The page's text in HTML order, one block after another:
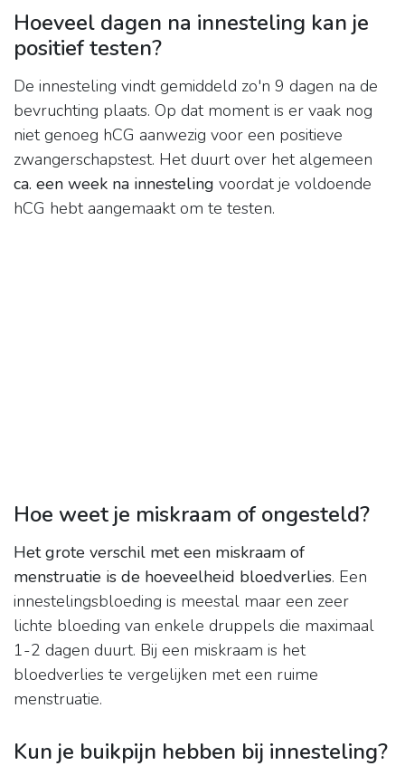
Hoeveel dagen na innesteling kan je
positief testen?
De innesteling vindt gemiddeld zo'n 9 dagen na de
bevruchting plaats. Op dat moment is er vaak nog
niet genoeg hCG aanwezig voor een positieve
zwangerschapstest. Het duurt over het algemeen
ca. een week na innesteling voordat je voldoende
hCG hebt aangemaakt om te testen.
Hoe weet je miskraam of ongesteld?
Het grote verschil met een miskraam of
menstruatie is de hoeveelheid bloedverlies. Een
innestelingsbloeding is meestal maar een zeer
lichte bloeding van enkele druppels die maximaal
1-2 dagen duurt. Bij een miskraam is het
bloedverlies te vergelijken met een ruime
menstruatie.
Kun je buikpijn hebben bij innesteling?